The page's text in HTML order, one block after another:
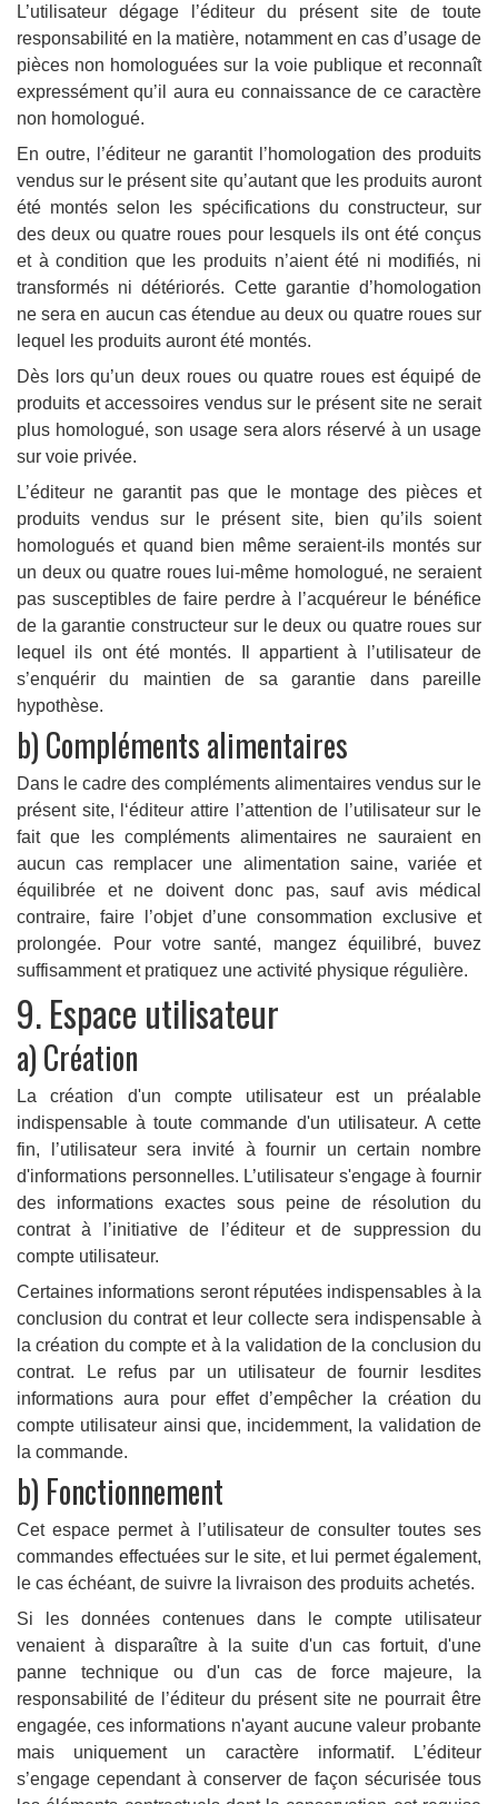
L’utilisateur dégage l’éditeur du présent site de toute
responsabilité en la matière, notamment en cas d’usage de
pièces non homologuées sur la voie publique et reconnaît
expressément qu’il aura eu connaissance de ce caractère
non homologué.
En outre, l’éditeur ne garantit l’homologation des produits
vendus sur le présent site qu’autant que les produits auront
été montés selon les spécifications du constructeur, sur
des deux ou quatre roues pour lesquels ils ont été conçus
et à condition que les produits n’aient été ni modifiés, ni
transformés ni détériorés. Cette garantie d’homologation
ne sera en aucun cas étendue au deux ou quatre roues sur
lequel les produits auront été montés.
Dès lors qu’un deux roues ou quatre roues est équipé de
produits et accessoires vendus sur le présent site ne serait
plus homologué, son usage sera alors réservé à un usage
sur voie privée.
L’éditeur ne garantit pas que le montage des pièces et
produits vendus sur le présent site, bien qu’ils soient
homologués et quand bien même seraient-ils montés sur
un deux ou quatre roues lui-même homologué, ne seraient
pas susceptibles de faire perdre à l’acquéreur le bénéfice
de la garantie constructeur sur le deux ou quatre roues sur
lequel ils ont été montés. Il appartient à l’utilisateur de
s’enquérir du maintien de sa garantie dans pareille
hypothèse.
b) Compléments alimentaires
Dans le cadre des compléments alimentaires vendus sur le
présent site, l‘éditeur attire l’attention de l’utilisateur sur le
fait que les compléments alimentaires ne sauraient en
aucun cas remplacer une alimentation saine, variée et
équilibrée et ne doivent donc pas, sauf avis médical
contraire, faire l’objet d’une consommation exclusive et
prolongée. Pour votre santé, mangez équilibré, buvez
suffisamment et pratiquez une activité physique régulière.
9. Espace utilisateur
a) Création
La création d'un compte utilisateur est un préalable
indispensable à toute commande d'un utilisateur. A cette
fin, l’utilisateur sera invité à fournir un certain nombre
d'informations personnelles. L’utilisateur s'engage à fournir
des informations exactes sous peine de résolution du
contrat à l’initiative de l’éditeur et de suppression du
compte utilisateur.
Certaines informations seront réputées indispensables à la
conclusion du contrat et leur collecte sera indispensable à
la création du compte et à la validation de la conclusion du
contrat. Le refus par un utilisateur de fournir lesdites
informations aura pour effet d’empêcher la création du
compte utilisateur ainsi que, incidemment, la validation de
la commande.
b) Fonctionnement
Cet espace permet à l’utilisateur de consulter toutes ses
commandes effectuées sur le site, et lui permet également,
le cas échéant, de suivre la livraison des produits achetés.
Si les données contenues dans le compte utilisateur
venaient à disparaître à la suite d'un cas fortuit, d'une
panne technique ou d'un cas de force majeure, la
responsabilité de l’éditeur du présent site ne pourrait être
engagée, ces informations n'ayant aucune valeur probante
mais uniquement un caractère informatif. L’éditeur
s’engage cependant à conserver de façon sécurisée tous